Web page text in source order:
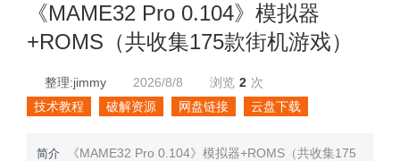
《MAME32 Pro 0.104》模拟器
+ROMS（共收集175款街机游戏）
整理:jimmy 2026/8/8 浏览 2 次
技术教程
破解资源 网盘链接 云盘下载
简介
《MAME32 Pro 0.104》模拟器+ROMS（共收集175